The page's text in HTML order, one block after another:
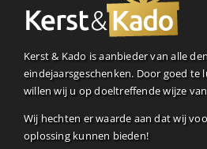
Kerst & Kado is aanbieder van alle
eindejaarsgeschenken. Door goed te
willen wij u op doeltreffende wijze
Wij hechten er waarde aan dat wij
oplossing kunnen bieden!